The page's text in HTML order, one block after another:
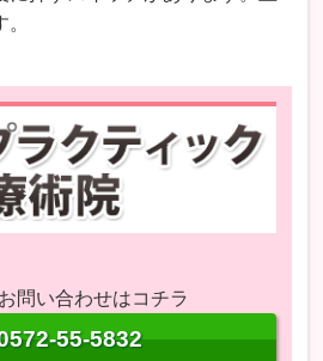
問い合わせはコチラ
55-5832